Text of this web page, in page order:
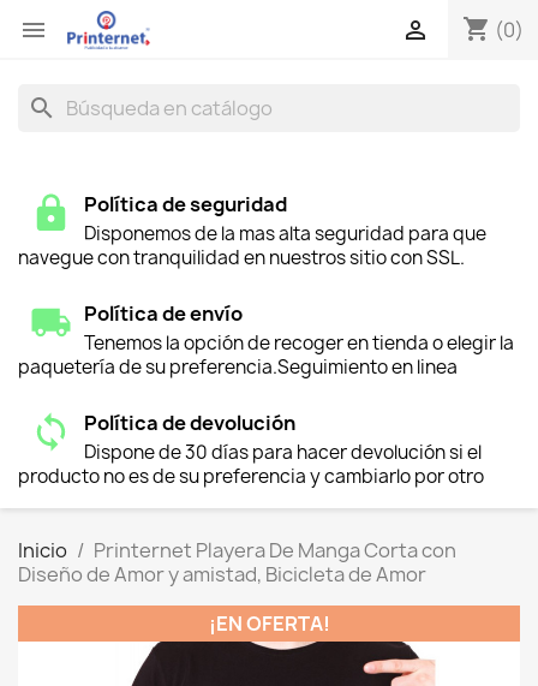
 shopping_cart (0)

search
Política de seguridad
Disponemos de la mas alta seguridad para que
navegue con tranquilidad en nuestros sitio con SSL.
Política de envío
Tenemos la opción de recoger en tienda o elegir la
paquetería de su preferencia.Seguimiento en linea
Política de devolución
Dispone de 30 días para hacer devolución si el
producto no es de su preferencia y cambiarlo por otro
Inicio
Printernet Playera De Manga Corta con
Diseño de Amor y amistad, Bicicleta de Amor
¡EN OFERTA!